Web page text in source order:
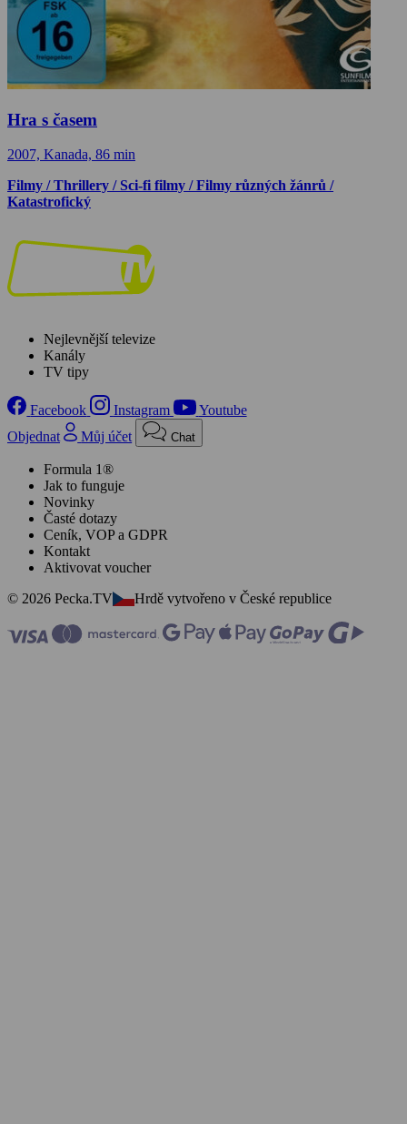
Hra s časem
2007, Kanada, 86 min
Filmy / Thrillery / Sci-fi filmy / Filmy různých žánrů /
Katastrofický
Nejlevnější televize
Kanály
TV tipy
Facebook Instagram
Youtube
Objednat
Můj účet Chat
Formula 1®
Jak to funguje
Novinky
Časté dotazy
Ceník, VOP a GDPR
Kontakt
Aktivovat voucher
© 2026 Pecka.TV
Hrdě vytvořeno v České republice